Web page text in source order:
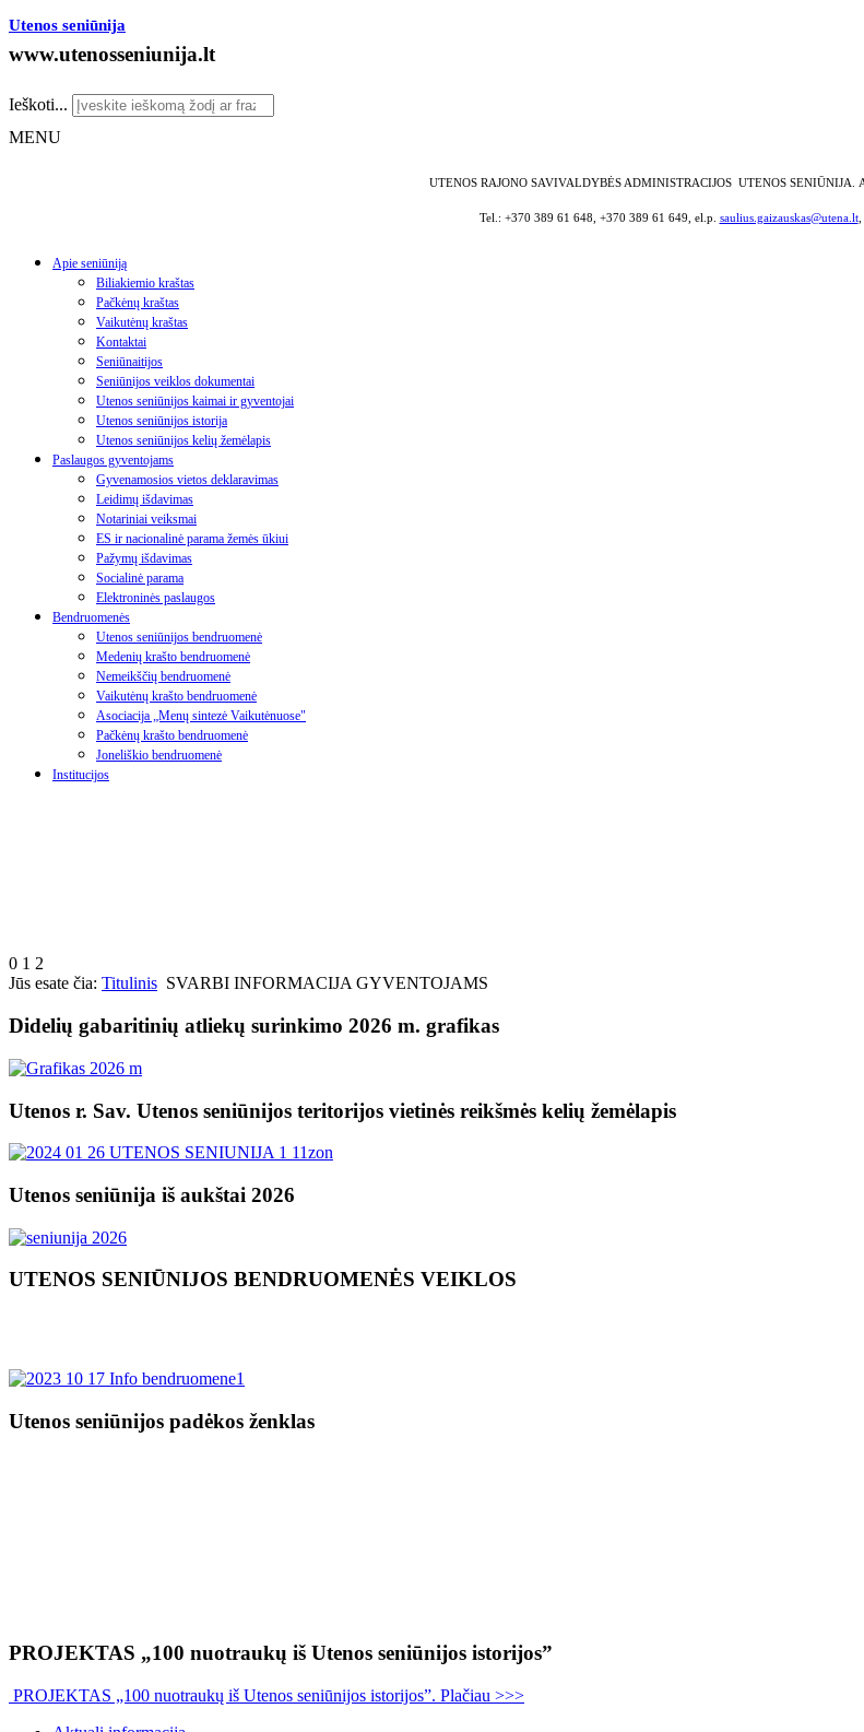
Utenos seniūnija
www.utenosseniunija.lt
Ieškoti...
MENU
UTENOS RAJONO SAVIVALDYBĖS ADMINISTRACIJOS UTENOS SENIŪNIJA.
Tel.: +370 389 61 648, +370 389 61 649, el.p. saulius.gaizauskas@utena.lt,
Apie seniūniją
Biliakiemio kraštas
Pačkėnų kraštas
Vaikutėnų kraštas
Kontaktai
Seniūnaitijos
Seniūnijos veiklos dokumentai
Utenos seniūnijos kaimai ir gyventojai
Utenos seniūnijos istorija
Utenos seniūnijos kelių žemėlapis
Paslaugos gyventojams
Gyvenamosios vietos deklaravimas
Leidimų išdavimas
Notariniai veiksmai
ES ir nacionalinė parama žemės ūkiui
Pažymų išdavimas
Socialinė parama
Elektroninės paslaugos
Bendruomenės
Utenos seniūnijos bendruomenė
Medenių krašto bendruomenė
Nemeikščių bendruomenė
Vaikutėnų krašto bendruomenė
Asociacija „Menų sintezė Vaikutėnuose"
Pačkėnų krašto bendruomenė
Joneliškio bendruomenė
Institucijos
0 1 2
Jūs esate čia: Titulinis SVARBI INFORMACIJA GYVENTOJAMS
Didelių gabaritinių atliekų surinkimo 2026 m. grafikas
Utenos r. Sav. Utenos seniūnijos teritorijos vietinės reikšmės kelių žemėlapis
Utenos seniūnija iš aukštai 2026
UTENOS SENIŪNIJOS BENDRUOMENĖS VEIKLOS
Utenos seniūnijos padėkos ženklas
PROJEKTAS „100 nuotraukų iš Utenos seniūnijos istorijos”
PROJEKTAS „100 nuotraukų iš Utenos seniūnijos istorijos”. Plačiau >>>